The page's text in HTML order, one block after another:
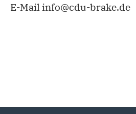
E-Mail info@cdu-brake.de